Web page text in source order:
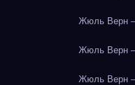
Жюль Верн
Жюль Верн
Жюль Верн